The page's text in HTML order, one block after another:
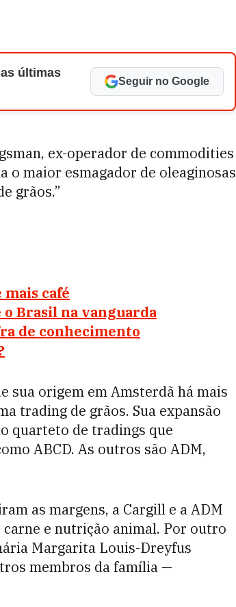
últimas
Seguir no Google
ex-operador de commodities
o maior esmagador de oleaginosas
grãos.”
café
Brasil na vanguarda
de conhecimento
sua origem em Amsterdã há mais
trading de grãos. Sua expansão
quarteto de tradings que
ABCD. As outros são ADM,
as margens, a Cargill e a ADM
e nutrição animal. Por outro
Margarita Louis-Dreyfus
membros da família —